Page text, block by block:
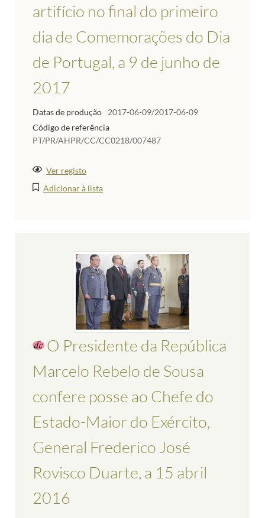
artifício no final do primeiro
dia de Comemorações do Dia
de Portugal, a 9 de junho de
2017
Datas de produção
2017-06-09/2017-06-09
Código de referência
PT/PR/AHPR/CC/CC0218/007487
Ver registo
Adicionar à lista
O Presidente da República
Marcelo Rebelo de Sousa
confere posse ao Chefe do
Estado-Maior do Exército,
General Frederico José
Rovisco Duarte, a 15 abril
2016